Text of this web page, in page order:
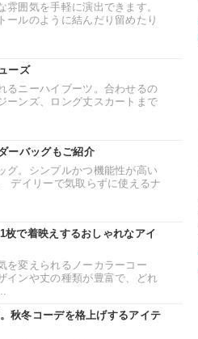
囲気を手軽に演出できます。
ールのように結んだり留めたり
ーズ
るニーハイブーツ。合わせるの
ーンズ、ロング丈スカートまで
ーバッグもご紹介
グ。シンプルかつ機能性が高い
デイリーで気取らずに使えるナ
枚で着映えするおしゃれなアイ
を変えられるノーカラーコー
インや丈の種類が豊富で、どれ
秋冬コーデを格上げするアイテ